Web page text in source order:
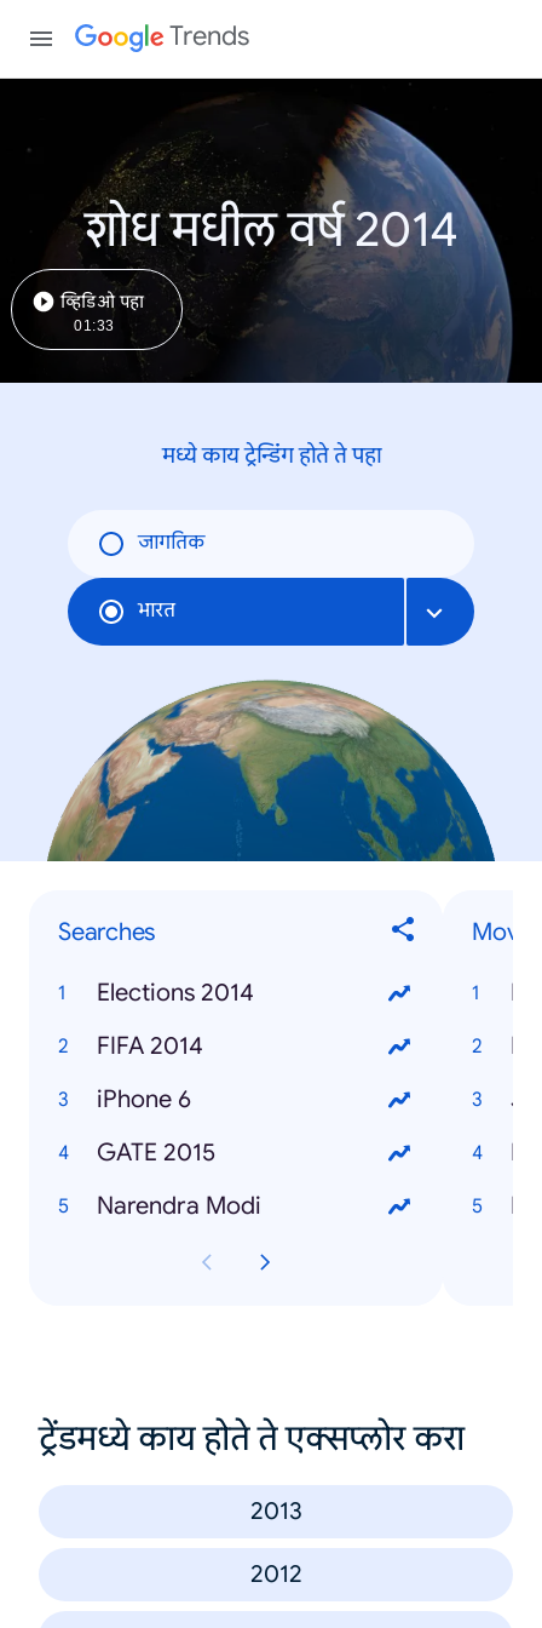
Trends
शोध मधील वर्ष 2014
व्हिडिओ पहा
01:33
मध्ये काय ट्रेन्डिंंग होते ते पहा
जागतिक
भारत
Searches
Elections 2014
FIFA 2014
iPhone 6
GATE 2015
Narendra Modi
ट्रेंडमध्ये काय होते ते एक्सप्लोर करा
2013
2012